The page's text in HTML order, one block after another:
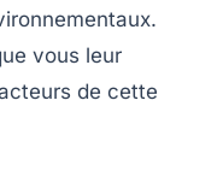
vous leur
de cette